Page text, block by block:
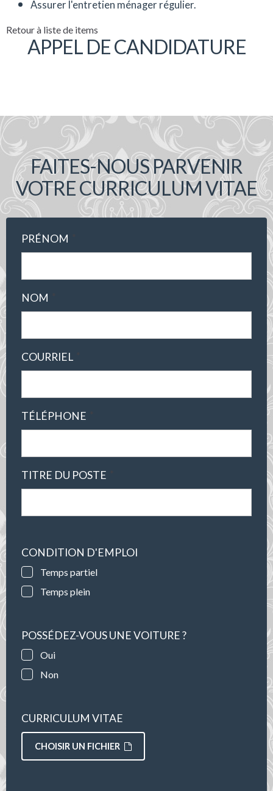
Assurer l'entretien ménager régulier.
Retour à liste de items
APPEL DE CANDIDATURE
FAITES-NOUS PARVENIR
VOTRE CURRICULUM VITAE
PRÉNOM
NOM
COURRIEL
TÉLÉPHONE
TITRE DU POSTE
CONDITION D'EMPLOI
Temps partiel
Temps plein
POSSÉDEZ-VOUS UNE VOITURE ?
Oui
Non
CURRICULUM VITAE
CHOISIR UN FICHIER